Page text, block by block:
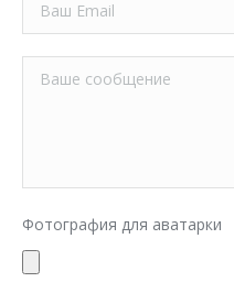
Фотография для аватарки